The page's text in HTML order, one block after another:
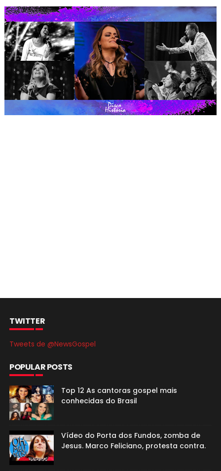
TWITTER
Tweets de @NewsGospel
POPULAR POSTS
Top 12 As cantoras gospel mais
conhecidas do Brasil
Vídeo do Porta dos Fundos, zomba de
Jesus. Marco Feliciano, protesta contra.